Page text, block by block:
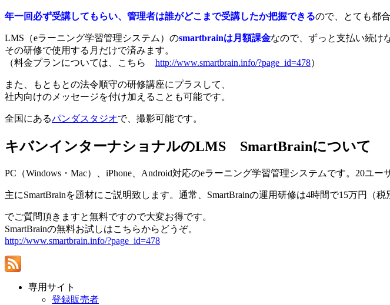
年一回必ず受講してもらい、管理者は誰がどこまで受講したか把握できるので、とても都
LMS（eラーニング学習管理システム）のsmartbrainは月額課金なので、ずっと支払い続け
その研修で使用する月だけで済みます。
（料金プランについては、こちら http://www.smartbrain.info/?page_id=478）
また、もともとの法令順守の研修講座にプラスして、
社内向けのメッセージを付け加えることも可能です。
全国にあるパンダスタジオで、撮影可能です。
キバンインターナショナルのLMS SmartBrainについて
PC（Windows・Mac）、iPhone、Android対応のeラーニング学習管理システムです。20ユ
主にSmartBrainを題材にご説明致します。通常、SmartBrainの運用研修は4時間で15万円（
でご質問頂きますと無料ですので大変お得です。
SmartBrainの無料お試しはこちらからどうぞ。
http://www.smartbrain.info/?page_id=478
専用サイト
登録販売者